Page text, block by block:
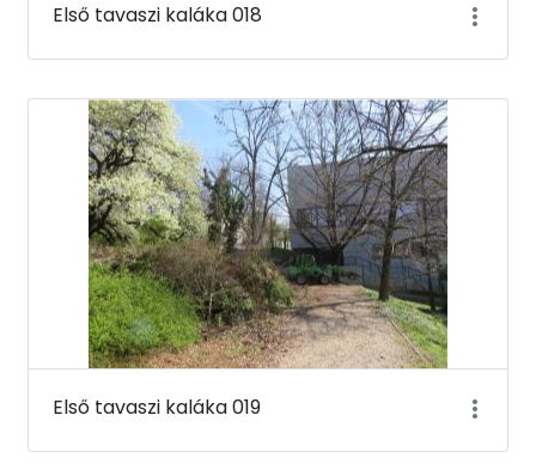
Első tavaszi kaláka 018
Első tavaszi kaláka 019